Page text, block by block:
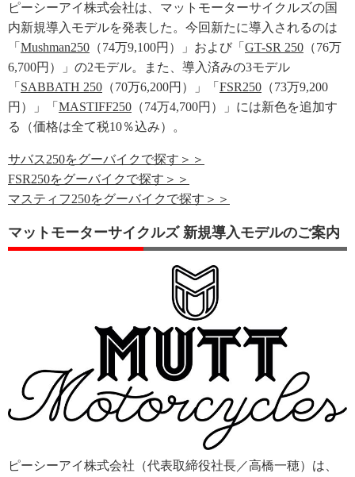
ピーシーアイ株式会社は、マットモーターサイクルズの国
内新規導入モデルを発表した。今回新たに導入されるのは
「 Mushman250 （74万9,100円）」および「 GT-SR 250 （76万
6,700円）」の2モデル。また、導入済みの3モデル
「 SABBATH 250 （70万6,200円）」「 FSR250 （73万9,200
円）」「 MASTIFF250 （74万4,700円）」には新色を追加す
る（価格は全て税10％込み）。
サバス250をグーバイクで探す＞＞
FSR250をグーバイクで探す＞＞
マスティフ250をグーバイクで探す＞＞
マットモーターサイクルズ 新規導入モデルのご案内
ピーシーアイ株式会社（代表取締役社長／高橋一穂）は、